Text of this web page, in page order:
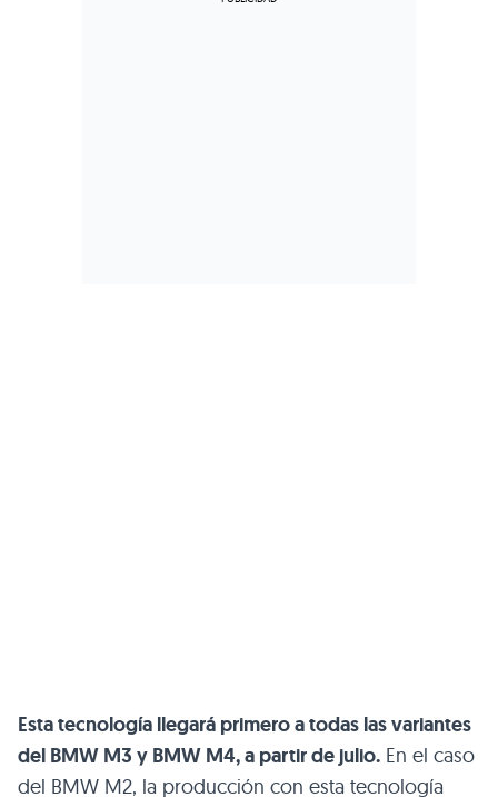
Esta tecnología llegará primero a todas las variantes
del BMW M3 y BMW M4, a partir de julio. En el caso
del BMW M2, la producción con esta tecnología